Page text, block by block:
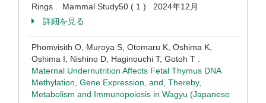
Rings . Mammal Study50 ( 1 ) 2024年12月
詳細を見る
Phomvisith O, Muroya S, Otomaru K, Oshima K,
Oshima I, Nishino D, Haginouchi T, Gotoh T .
Maternal Undernutrition Affects Fetal Thymus DNA
Methylation, Gene Expression, and, Thereby,
Metabolism and Immunopoiesis in Wagyu (Japanese